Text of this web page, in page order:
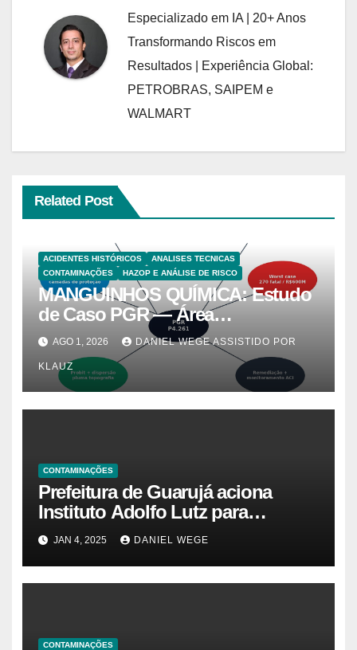
Especializado em IA | 20+ Anos
Transformando Riscos em
Resultados | Experiência Global:
PETROBRAS, SAIPEM e
WALMART
Related Post
ACIDENTES HISTÓRICOS
ANALISES TECNICAS
CONTAMINAÇÕES
HAZOP E ANÁLISE DE RISCO
MANGUINHOS QUÍMICA: Estudo
de Caso PGR — Área
Contaminada Prioridade A em
Campinas (CETESB P4.261)
AGO 1, 2026 DANIEL WEGE ASSISTIDO POR
KLAUZ
CONTAMINAÇÕES
Prefeitura de Guarujá aciona
Instituto Adolfo Lutz para
identificar causas da virose em
moradores e turistas – Notícias
das Praias
JAN 4, 2025 DANIEL WEGE
CONTAMINAÇÕES